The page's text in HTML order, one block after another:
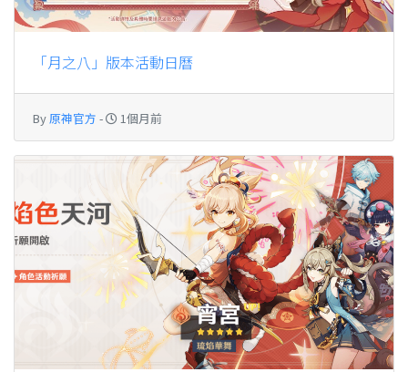
「月之八」版本活動日曆
By原神官方 - 1個月前